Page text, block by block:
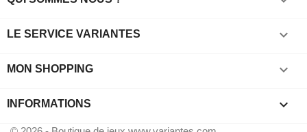
LE SERVICE VARIANTES 
MON SHOPPING 
INFORMATIONS keyboard_arrow_down